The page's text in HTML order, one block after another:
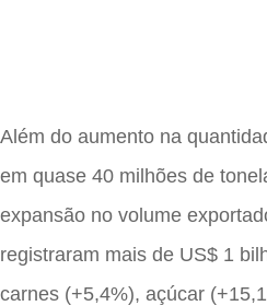
Além do aumento na
em quase 40 milhões de
expansão no volume
registraram mais de US$ 1
carnes (+5,4%), açúcar